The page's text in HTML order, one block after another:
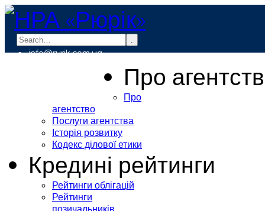
.
info@rurik.com.ua
Про
Про
агентство
Послуги агентства
Історія розвитку
Кодекс ділової етики
Кредині рейтинги
Рейтинги облігацій
Рейтинги
позичальників